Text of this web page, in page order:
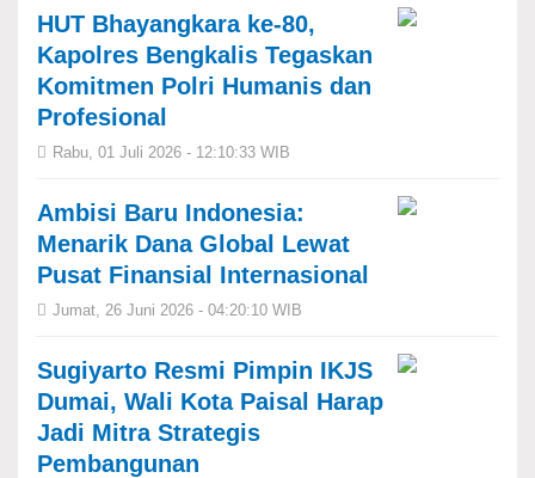
HUT Bhayangkara ke-80,
Kapolres Bengkalis Tegaskan
Komitmen Polri Humanis dan
Profesional
Rabu, 01 Juli 2026 - 12:10:33 WIB
Ambisi Baru Indonesia:
Menarik Dana Global Lewat
Pusat Finansial Internasional
Jumat, 26 Juni 2026 - 04:20:10 WIB
Sugiyarto Resmi Pimpin IKJS
Dumai, Wali Kota Paisal Harap
Jadi Mitra Strategis
Pembangunan